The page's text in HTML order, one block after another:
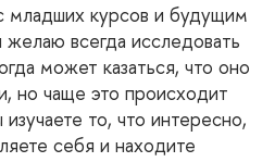
младших курсов и будущим
всегда исследовать
может казаться, что оно
но чаще это происходит
то, что интересно,
себя и находите